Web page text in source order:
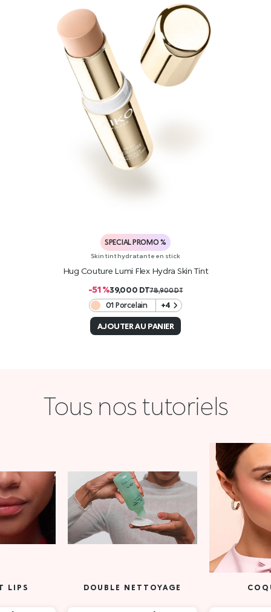
SPECIAL PROMO %
Skin tint hydratante en stick
Hug Couture Lumi Flex Hydra Skin Tint
-51 %39,000 DT78,900DT
01 Porcelain +4
AJOUTER AU PANIER
Tous nos tutoriels
LIPS DOUBLE NETTOYAGE